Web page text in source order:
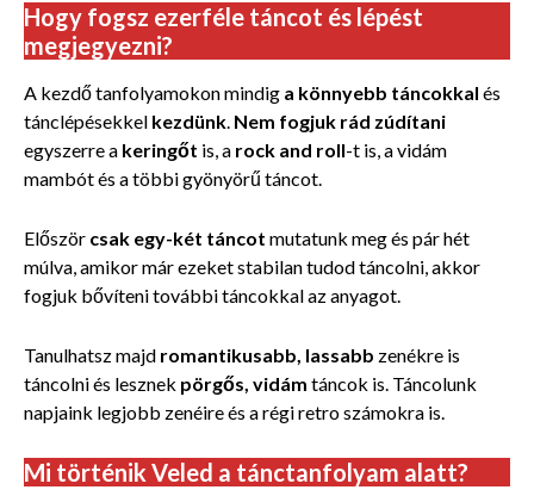
Hogy fogsz ezerféle táncot és lépést
megjegyezni?
A kezdő tanfolyamokon mindig a könnyebb táncokkal és
tánclépésekkel kezdünk. Nem fogjuk rád zúdítani
egyszerre a keringőt is, a rock and roll-t is, a vidám
mambót és a többi gyönyörű táncot.
Először csak egy-két táncot mutatunk meg és pár hét
múlva, amikor már ezeket stabilan tudod táncolni, akkor
fogjuk bővíteni további táncokkal az anyagot.
Tanulhatsz majd romantikusabb, lassabb zenékre is
táncolni és lesznek pörgős, vidám táncok is. Táncolunk
napjaink legjobb zenéire és a régi retro számokra is.
Mi történik Veled a tánctanfolyam alatt?